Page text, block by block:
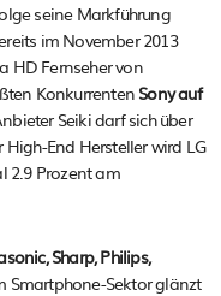
seine Markführung
im November 2013
HD Fernseher von
Konkurrenten Sony auf
Seiki darf sich über
End Hersteller wird LG
2.9 Prozent am
Sharp, Philips,
Smartphone-Sektor glänzt